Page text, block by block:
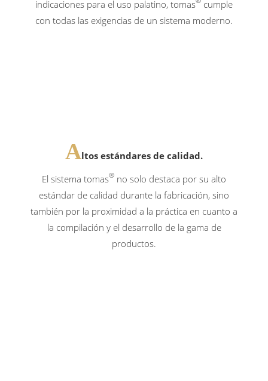
indicaciones para el uso palatino, tomas
cumple
con todas las exigencias de un sistema moderno.
Altos estándares de calidad.
El sistema tomas® no solo destaca por su alto
estándar de calidad durante la fabricación, sino
también por la proximidad a la práctica en cuanto a
la compilación y el desarrollo de la gama de
productos.